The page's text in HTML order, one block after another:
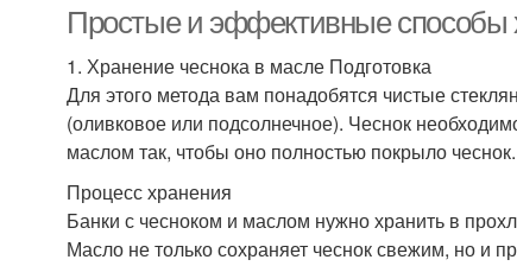
Простые и эффективные способы
1. Хранение чеснока в масле Подготовка
Для этого метода вам понадобятся чистые
(оливковое или подсолнечное). Чеснок
маслом так, чтобы оно полностью покрыло чеснок.
Процесс хранения
Банки с чесноком и маслом нужно хранить в
Масло не только сохраняет чеснок свежим, но и